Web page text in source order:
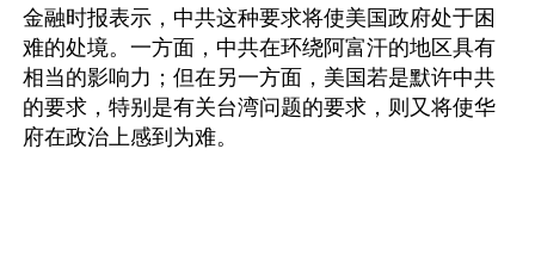
金融时报表示，中共这种要求将使美国政府处于困
难的处境。一方面，中共在环绕阿富汗的地区具有
相当的影响力；但在另一方面，美国若是默许中共
的要求，特别是有关台湾问题的要求，则又将使华
府在政治上感到为难。